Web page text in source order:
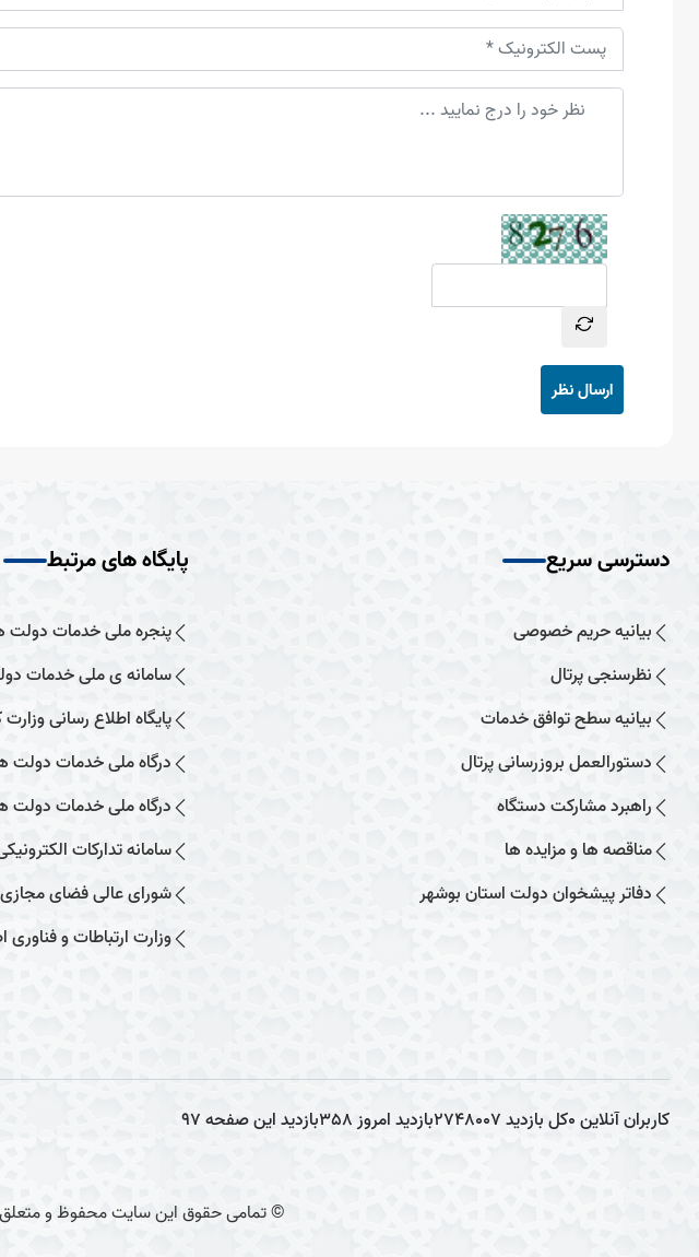
ارسال نظر
دسترسی سریع
بیانیه حریم خصوصی
نظرسنجی پرتال
بیانیه سطح توافق خدمات
دستورالعمل بروزرسانی پرتال
راهبرد مشارکت دستگاه
مناقصه ها و مزایده ها
دفاتر پیشخوان دولت استان بوشهر
پایگاه های مرتبط
پنجره ملی خدمات دولت
سامانه ی ملی خدمات
پایگاه اطلاع رسانی
درگاه ملی خدمات دولت
درگاه ملی خدمات دولت
سامانه تدارکات
شورای عالی فضای مجازی
وزارت ارتباطات و فناوری
کاربران آنلاین0کل بازدید2748007بازدید امروز358بازدید این صفحه97
© تمامی حقوق این سایت محفوظ و متعلق